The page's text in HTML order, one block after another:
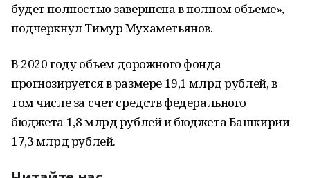
будет полностью завершена в полном объеме», —
подчеркнул Тимур Мухаметьянов.
В 2020 году объем дорожного фонда
прогнозируется в размере 19,1 млрд рублей, в
том числе за счет средств федерального
бюджета 1,8 млрд рублей и бюджета Башкирии
17,3 млрд рублей.